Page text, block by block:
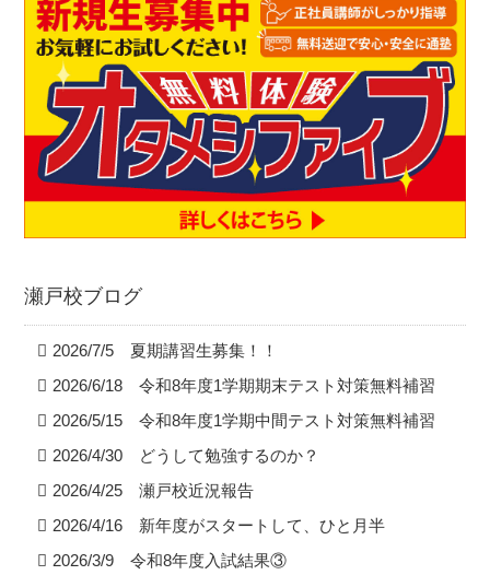
瀬戸校ブログ
2026/7/5 夏期講習生募集！！
2026/6/18 令和8年度1学期期末テスト対策無料補習
2026/5/15 令和8年度1学期中間テスト対策無料補習
2026/4/30 どうして勉強するのか？
2026/4/25 瀬戸校近況報告
2026/4/16 新年度がスタートして、ひと月半
2026/3/9 令和8年度入試結果③